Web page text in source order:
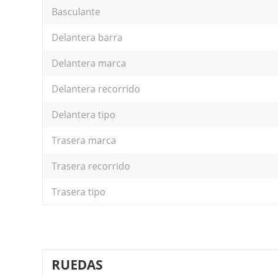
Basculante
Delantera barra
Delantera marca
Delantera recorrido
Delantera tipo
Trasera marca
Trasera recorrido
Trasera tipo
RUEDAS